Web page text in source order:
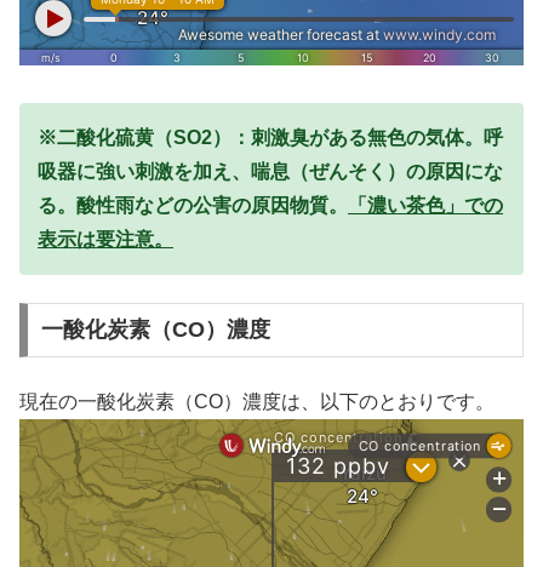
※二酸化硫黄（SO2）：刺激臭がある無色の気体。呼
吸器に強い刺激を加え、喘息（ぜんそく）の原因にな
る。酸性雨などの公害の原因物質。
「濃い茶色」での
表示は要注意。
一酸化炭素（CO）濃度
現在の一酸化炭素（CO）濃度は、以下のとおりです。